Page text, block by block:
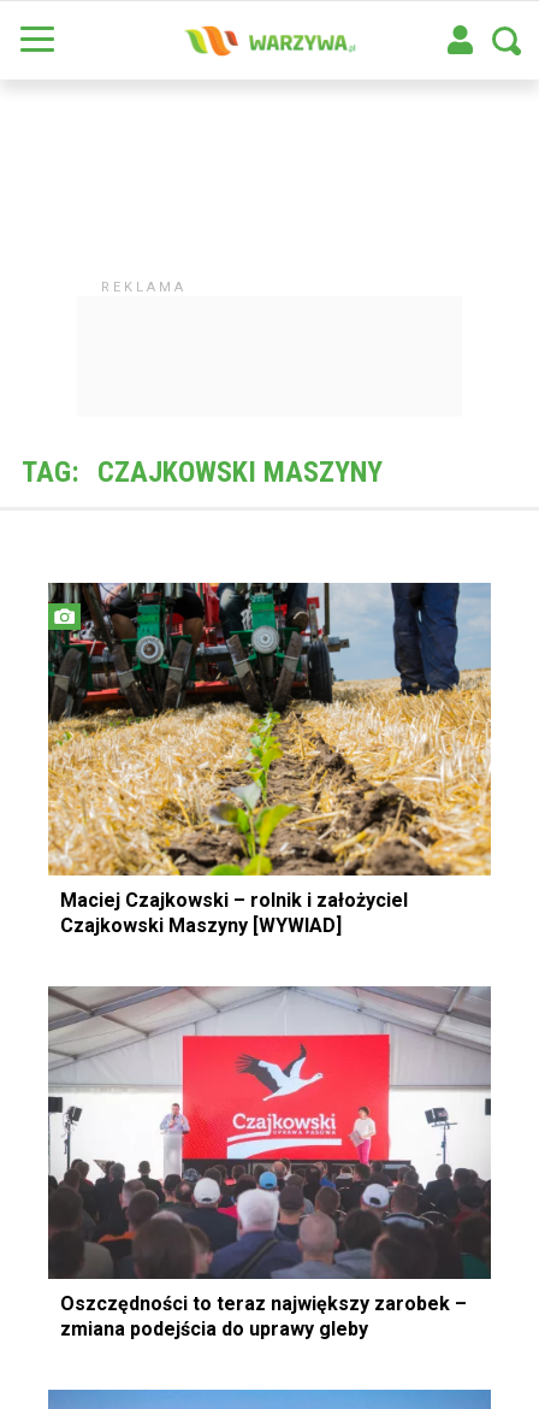
TAG: CZAJKOWSKI MASZYNY
Maciej Czajkowski – rolnik i założyciel
Czajkowski Maszyny [WYWIAD]
Oszczędności to teraz największy zarobek –
zmiana podejścia do uprawy gleby